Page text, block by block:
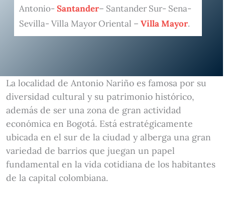
Antonio- Santander– Santander Sur- Sena-
Sevilla- Villa Mayor Oriental – Villa Mayor.
La localidad de Antonio Nariño es famosa por su
diversidad cultural y su patrimonio histórico,
además de ser una zona de gran actividad
económica en Bogotá. Está estratégicamente
ubicada en el sur de la ciudad y alberga una gran
variedad de barrios que juegan un papel
fundamental en la vida cotidiana de los habitantes
de la capital colombiana.